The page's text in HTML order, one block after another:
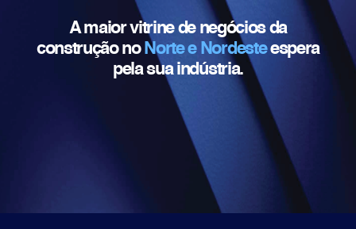
A maior vitrine de negócios da
construção noNorte e Nordesteespera
pela sua indústria.